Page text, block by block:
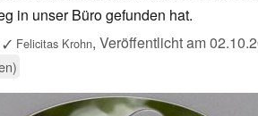
in unser Büro gefunden hat.
✓ Felicitas Krohn, Veröffentlicht am